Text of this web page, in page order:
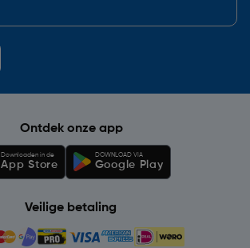
Ontdek onze app
Downloaden in de
App Store
DOWNLOAD VIA
Google Play
Veilige betaling